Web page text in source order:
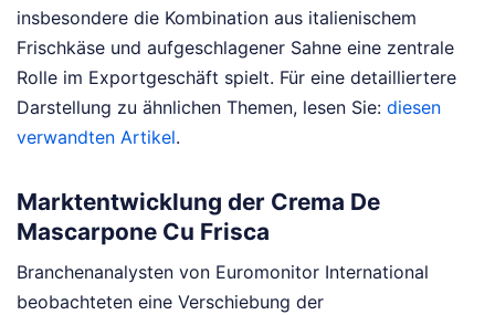
insbesondere die Kombination aus italienischem
Frischkäse und aufgeschlagener Sahne eine zentrale
Rolle im Exportgeschäft spielt. Für eine detailliertere
Darstellung zu ähnlichen Themen, lesen Sie: diesen
verwandten Artikel.
Marktentwicklung der Crema De
Mascarpone Cu Frisca
Branchenanalysten von Euromonitor International
beobachteten eine Verschiebung der